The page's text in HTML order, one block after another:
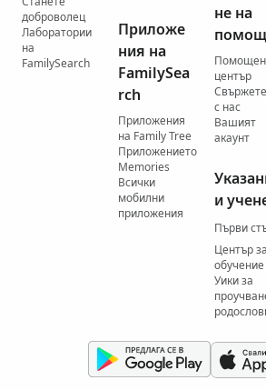
доброволец
Лаборатории
на
FamilySearch
Приложе
ния на
FamilySea
rch
Приложения
на Family Tree
Приложението
Memories
Всички
мобилни
приложения
не на
помощ
Помощен
център
с нас
Вашият
акаунт
и
Първи
Център за
обучение
Уики за